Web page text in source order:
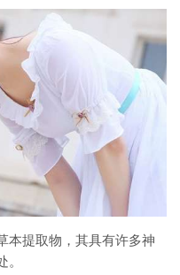
本提取物，其具有许多神